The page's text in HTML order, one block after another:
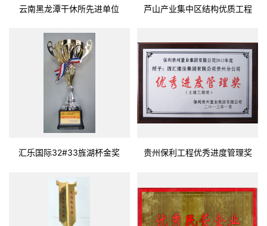
云南黑龙潭干休所先进单位 芦山产业集中区结构优质工程
汇乐国际32#33旌湖杯金奖 贵州保利工程优秀进度管理奖